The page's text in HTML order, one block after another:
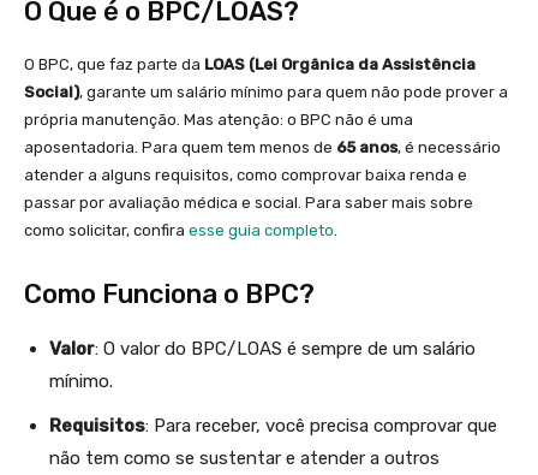
O Que é o BPC/LOAS?
O BPC, que faz parte da LOAS (Lei Orgânica da Assistência
Social), garante um salário mínimo para quem não pode prover a
própria manutenção. Mas atenção: o BPC não é uma
aposentadoria. Para quem tem menos de 65 anos, é necessário
atender a alguns requisitos, como comprovar baixa renda e
passar por avaliação médica e social. Para saber mais sobre
como solicitar, confira esse guia completo.
Como Funciona o BPC?
Valor: O valor do BPC/LOAS é sempre de um salário
mínimo.
Requisitos: Para receber, você precisa comprovar que
não tem como se sustentar e atender a outros